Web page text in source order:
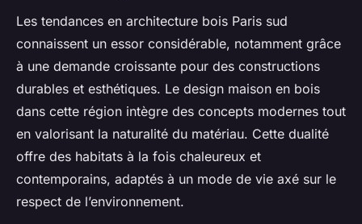
Les tendances en architecture bois Paris sud
connaissent un essor considérable, notamment grâce
à une demande croissante pour des constructions
durables et esthétiques. Le design maison en bois
dans cette région intègre des concepts modernes tout
en valorisant la naturalité du matériau. Cette dualité
offre des habitats à la fois chaleureux et
contemporains, adaptés à un mode de vie axé sur le
respect de l’environnement.